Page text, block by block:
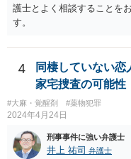
護士とよく相談することを
す。
4
同棲していない
家宅捜査の可能性
#大麻・覚醒剤 #薬物犯罪
2024年4月24日
刑事事件に強い弁護士
井上 祐司 弁護士